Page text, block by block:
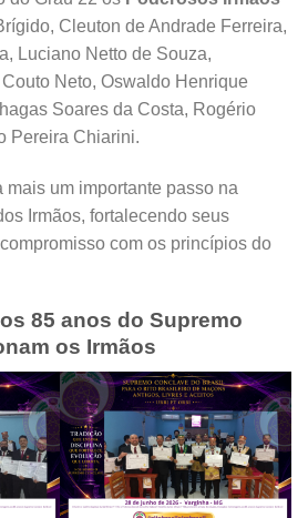
Cleuton de Andrade Ferreira,
Luciano Netto de Souza,
Neto, Oswaldo Henrique
Soares da Costa, Rogério
Pereira Chiarini.
mais um importante passo na
Irmãos, fortalecendo seus
com os princípios do
85 anos do Supremo
os Irmãos